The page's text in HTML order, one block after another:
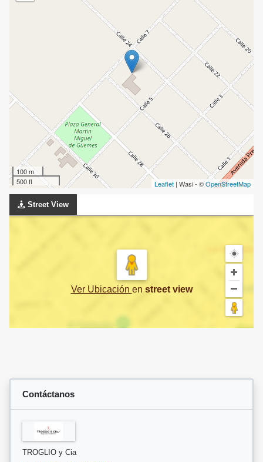
100 m
500 ft
Leaflet | Wasi - ©OpenStreetMap
Street View
Ver Ubicación en street view
Contáctanos
TROGLIO y Cia